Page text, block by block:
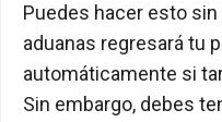
Puedes hacer esto
aduanas regresará tu
automáticamente si
Sin embargo, debes